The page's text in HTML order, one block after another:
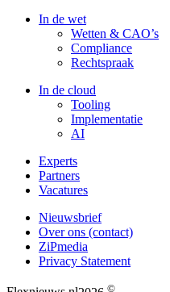
In de wet
Wetten & CAO’s
Compliance
Rechtspraak
In de cloud
Tooling
Implementatie
AI
Experts
Partners
Vacatures
Nieuwsbrief
Over ons (contact)
ZiPmedia
Privacy Statement
©